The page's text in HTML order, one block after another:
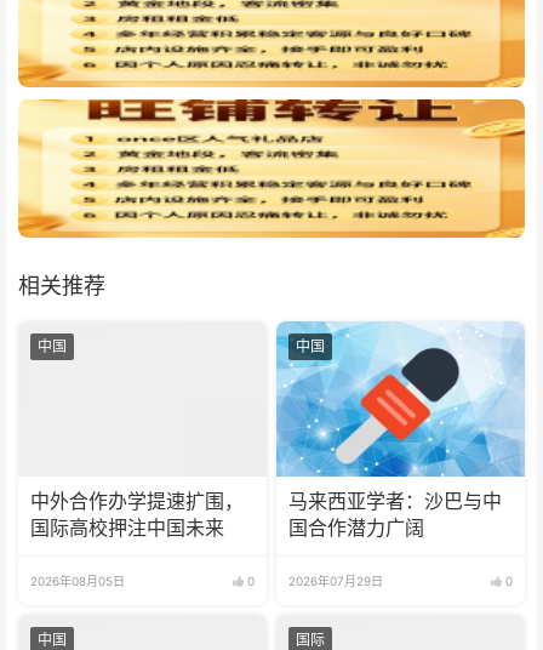
相关推荐
中国
中外合作办学提速扩围，
国际高校押注中国未来
2026年08月05日 0
中国
马来西亚学者：沙巴与中
国合作潜力广阔
2026年07月29日 0
中国 国际